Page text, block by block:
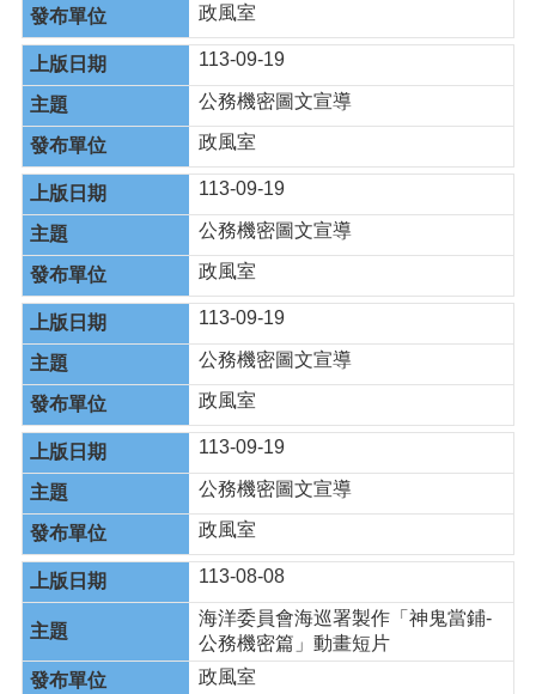
政風室
113-09-19
公務機密圖文宣導
政風室
113-09-19
公務機密圖文宣導
政風室
113-09-19
公務機密圖文宣導
政風室
113-09-19
公務機密圖文宣導
政風室
113-08-08
海洋委員會海巡署製作「神鬼當鋪-
公務機密篇」動畫短片
政風室